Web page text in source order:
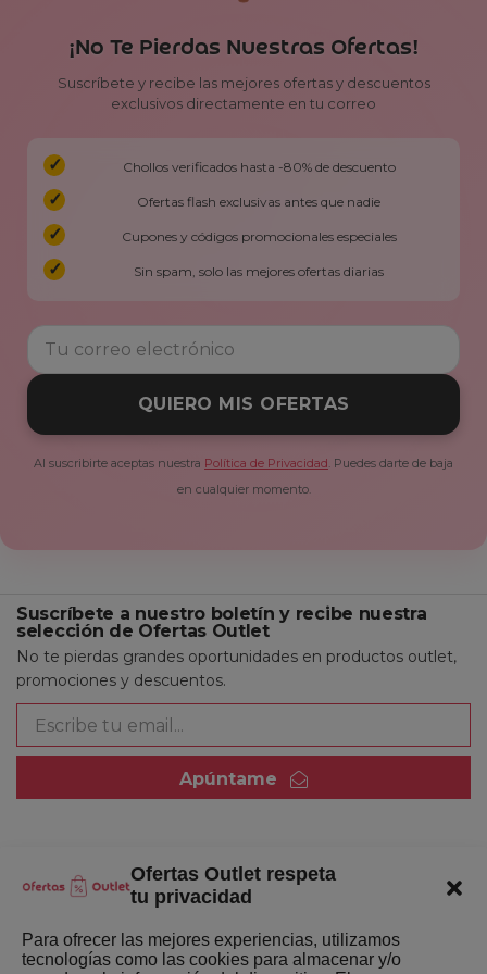
Ofertas Outlet respeta
tu privacidad
Para ofrecer las mejores experiencias, utilizamos
tecnologías como las cookies para almacenar y/o
¡No Te Pierdas Nuestras Ofertas!
Suscríbete y recibe las mejores ofertas y descuentos
exclusivos directamente en tu correo
Chollos verificados hasta -80% de descuento
Ofertas flash exclusivas antes que nadie
Cupones y códigos promocionales especiales
Sin spam, solo las mejores ofertas diarias
QUIERO MIS OFERTAS
Al suscribirte aceptas nuestra Política de Privacidad. Puedes darte de baja
en cualquier momento.
Suscríbete a nuestro boletín y recibe nuestra
selección de Ofertas Outlet
No te pierdas grandes oportunidades en productos outlet,
promociones y descuentos.
Apúntame
Quienes somos